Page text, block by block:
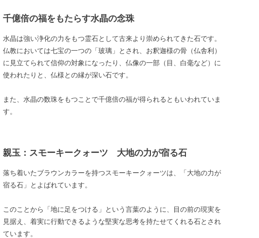
千億倍の福をもたらす水晶の念珠
水晶は強い浄化の力をもつ霊石として古来より崇められてきた石です。
仏教においては七宝の一つの「玻璃」とされ、お釈迦様の骨（仏舎利）
に見立てられて信仰の対象になったり、仏像の一部（目、白毫など）に
使われたりと、仏様との縁が深い石です。
また、水晶の数珠をもつことで千億倍の福が得られるともいわれていま
す。
親玉：スモーキークォーツ 大地の力が宿る石
落ち着いたブラウンカラーを持つスモーキークォーツは、「大地の力が
宿る石」とよばれています。
このことから「地に足をつける」という言葉のように、目の前の現実を
見据え、着実に行動できるような堅実な思考を持たせてくれる石とされ
ています。